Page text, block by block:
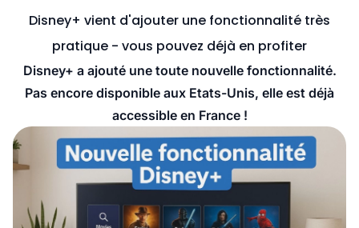
Streaming
Disney+ vient d'ajouter une fonctionnalité très
pratique - vous pouvez déjà en profiter
Disney+ a ajouté une toute nouvelle fonctionnalité.
Pas encore disponible aux Etats-Unis, elle est déjà
accessible en France !